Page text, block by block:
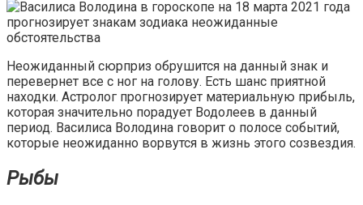
Неожиданный сюрприз обрушится на данный знак и
перевернет все с ног на голову. Есть шанс приятной
находки. Астролог прогнозирует материальную прибыль,
которая значительно порадует Водолеев в данный
период. Василиса Володина говорит о полосе событий,
которые неожиданно ворвутся в жизнь этого созвездия.
Рыбы